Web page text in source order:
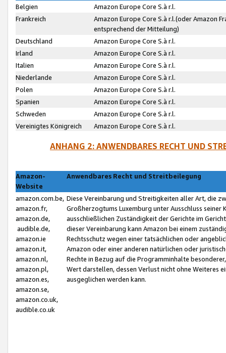
Belgien
Amazon Europe Core S.à r.l.
Frankreich
Amazon Europe Core S.à r.l.(oder Amazon
entsprechend der Mitteilung)
Deutschland
Amazon Europe Core S.à r.l.
Irland
Amazon Europe Core S.à r.l.
Italien
Amazon Europe Core S.à r.l.
Niederlande
Amazon Europe Core S.à r.l.
Polen
Amazon Europe Core S.à r.l.
Spanien
Amazon Europe Core S.à r.l.
Schweden
Amazon Europe Core S.à r.l.
Vereinigtes Königreich
Amazon Europe Core S.à r.l.
ANHANG 2: ANWENDBARES RECHT UND
Amazon-
Website
Anwendbares Recht und Streitbeilegung
amazon.com.be,
amazon.fr,
amazon.de,
audible.de,
amazon.ie
amazon.it,
amazon.nl,
amazon.pl,
amazon.es,
amazon.se,
amazon.co.uk,
audible.co.uk
Diese Vereinbarung und Streitigkeiten aller Art, die
Großherzogtums Luxemburg unter Ausschluss
ausschließlichen Zuständigkeit der Gerichte im
dieser Vereinbarung kann Amazon bei einem
Rechtsschutz wegen einer tatsächlichen oder
Amazon oder einer anderen natürlichen oder
Rechte in Bezug auf die Programminhalte
Wert darstellen, dessen Verlust nicht ohne Weiteres
ausgeglichen werden kann.